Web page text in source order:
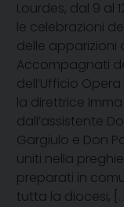
Lourdes, dal 9 al
le celebrazioni
delle apparizioni
Accompagnati
dell’Ufficio
la direttrice
dall’assistente
Gargiulo e Don
uniti nella
preparati in
tutta la diocesi, […]